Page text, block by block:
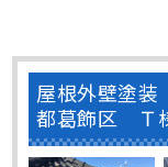
屋根外壁塗
都葛飾区 Ｔ